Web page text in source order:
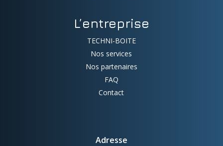
L’entreprise
TECHNI-BOITE
Nos services
Nos partenaires
FAQ
Contact
Adresse